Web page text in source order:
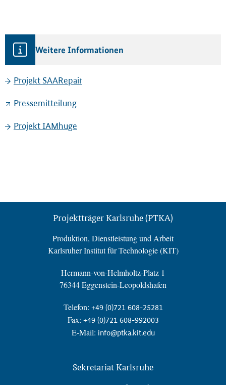
Weitere Informationen
Projekt SAARepair
Pressemitteilung
Projekt IAMhuge
Projektträger Karlsruhe (PTKA)
Produktion, Dienstleistung und Arbeit
Karlsruher Institut für Technologie (KIT)
Hermann-von-Helmholtz-Platz 1
76344 Eggenstein-Leopoldshafen
Telefon: +49 (0)721 608-25281
Fax: +49 (0)721 608-992003
E-Mail: info@ptka.kit.edu
Sekretariat Karlsruhe